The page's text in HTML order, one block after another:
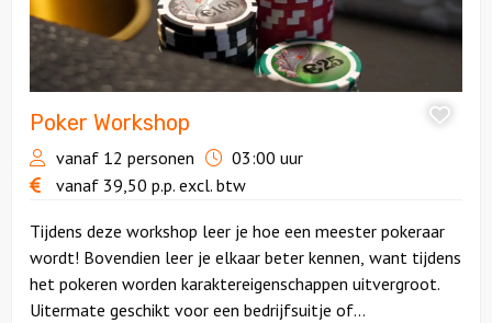
Poker Workshop
vanaf 12 personen
03:00 uur
vanaf 39,50 p.p. excl. btw
Tijdens deze workshop leer je hoe een meester pokeraar
wordt! Bovendien leer je elkaar beter kennen, want tijdens
het pokeren worden karaktereigenschappen uitvergroot.
Uitermate geschikt voor een bedrijfsuitje of